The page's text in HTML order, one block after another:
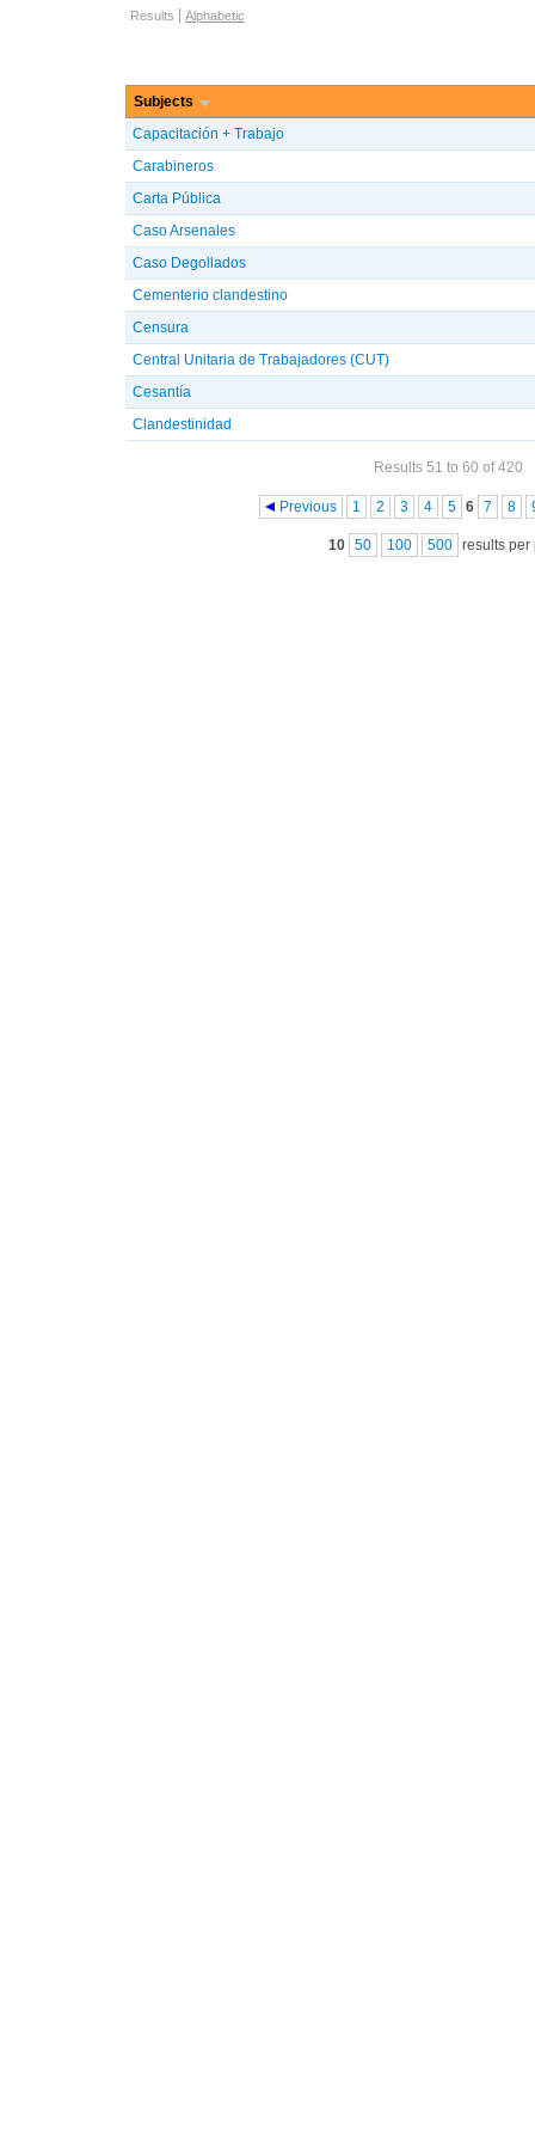
Browse options
Results Alphabetic
Subjects
Capacitación + Trabajo
Carabineros
Carta Pública
Caso Arsenales
Caso Degollados
Cementerio clandestino
Censura
Central Unitaria de Trabajadores (CUT)
Cesantía
Clandestinidad
Results 51 to 60 of 420
Previous 1 2 3 4 5 6 7 8
10 50 100 500 results per